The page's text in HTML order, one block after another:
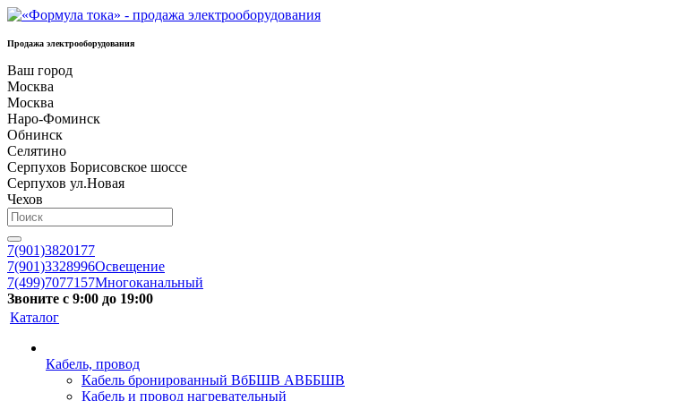
Продажа электрооборудования
Ваш город
Москва
Москва
Наро-Фоминск
Обнинск
Селятино
Серпухов Борисовское шоссе
Серпухов ул.Новая
Чехов
7(901)3820177
7(901)3328996Освещение
7(499)7077157Многоканальный
Звоните с 9:00 до 19:00
Каталог
Кабель, провод
Кабель бронированный ВбБШВ АВББШВ
Кабель и провод нагревательный